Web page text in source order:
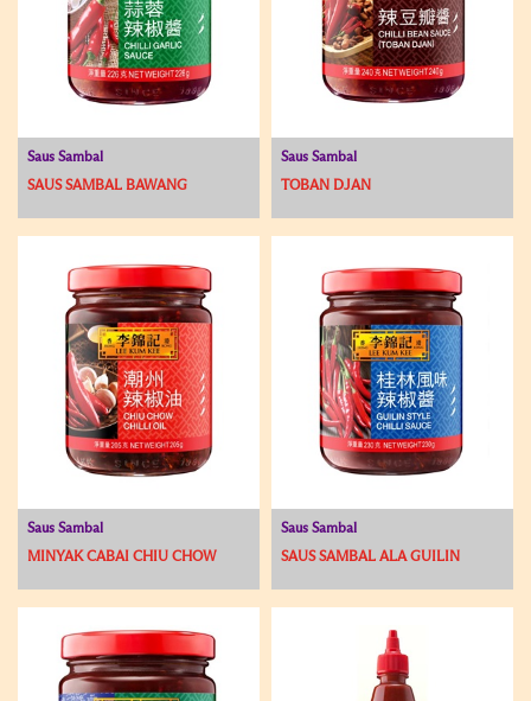
Saus Sambal
SAUS SAMBAL BAWANG
Saus Sambal
TOBAN DJAN
Saus Sambal
MINYAK CABAI CHIU CHOW
Saus Sambal
SAUS SAMBAL ALA GUILIN